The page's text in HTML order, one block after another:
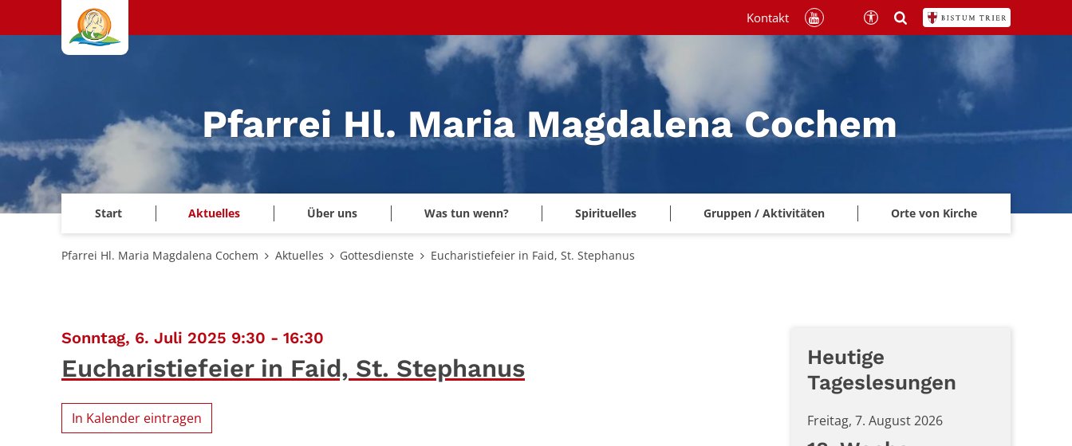
Zum Inhalt springen
Pfarrei Hl. Maria Magdalena Cochem
Start Aktuelles Über uns Was tun wenn? Spirituelles Gruppen / Aktivitäten Orte von Kirche
Kontakt
Pfarrei Hl. Maria Magdalena Cochem Aktuelles Gottesdienste Eucharistiefeier in Faid, St. Stephanus
Sonntag, 6. Juli 2025 9:30 - 16:30
Eucharistiefeier in Faid, St. Stephanus
In Kalender eintragen
Heutige
Tageslesungen
Freitag, 7. August 2026